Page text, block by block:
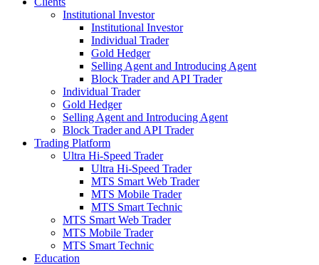
Institutional Investor
Institutional Investor
Individual Trader
Gold Hedger
Selling Agent and Introducing Agent
Block Trader and API Trader
Individual Trader
Gold Hedger
Selling Agent and Introducing Agent
Block Trader and API Trader
Trading Platform
Ultra Hi-Speed Trader
Ultra Hi-Speed Trader
MTS Smart Web Trader
MTS Mobile Trader
MTS Smart Technic
MTS Smart Web Trader
MTS Mobile Trader
MTS Smart Technic
Education